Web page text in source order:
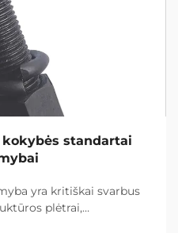
standartai
yra kritiškai svarbus
plėtrai,